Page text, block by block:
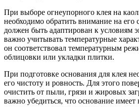
При выборе огнеупорного клея на
необходимо обратить внимание на его
должен быть адаптирован к условиям
важно учитывать температурные
он соответствовал температурным
облицовки или укладки плитки.
При подготовке основания для клея
его чистоту и ровность. Для этого
очистить от пыли, грязи и жировых
важно убедиться, что основание